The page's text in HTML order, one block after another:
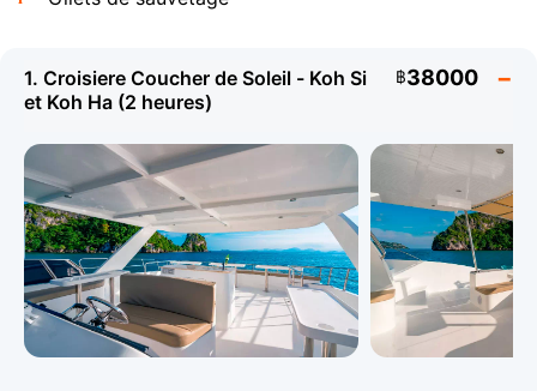
La croisiere du soir au coucher du soleil vers Koh Si et
Koh Ha est l'une des options les plus populaires - les
cinq petites iles rocheuses au large de la cote sud-
ouest de Koh Samui offrent certains des couchers de
soleil les plus spectaculaires du Golfe de Thailande.
1. Croisiere Coucher de Soleil - Koh Si
et Koh Ha (2 heures)
฿38000